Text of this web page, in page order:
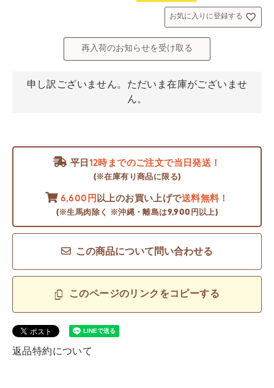
お気に入りに登録する
再入荷のお知らせを受け取る
申し訳ございません。ただいま在庫がございませ
ん。
平日 12時までのご注文で当日発送！
(※在庫有り商品に限る)
6,600円 以上のお買い上げで送料無料！
(※生馬肉除く ※沖縄・離島は9,900円以上)
この商品について問い合わせる
このページのリンクをコピーする
返品特約について